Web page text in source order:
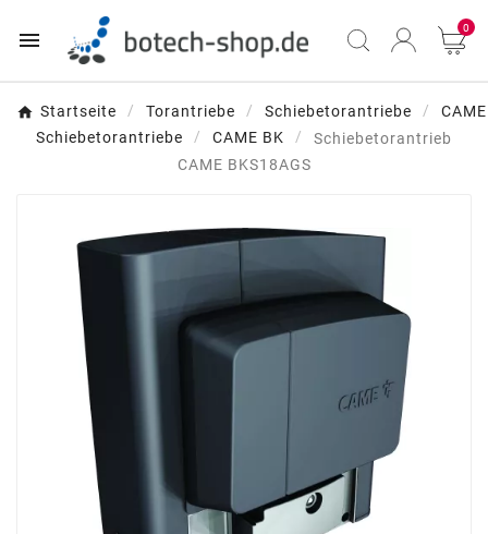
 0
Startseite Torantriebe Schiebetorantriebe
CAME
Schiebetorantriebe
CAME BK
Schiebetorantrieb
CAME BKS18AGS